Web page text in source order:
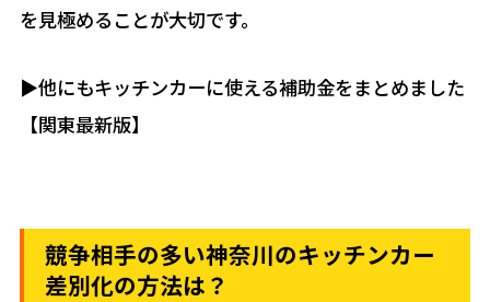
を見極めることが大切です。
▶︎他にもキッチンカーに使える補助金をまとめました
【関東最新版】
競争相手の多い神奈川のキッチンカー
差別化の方法は？